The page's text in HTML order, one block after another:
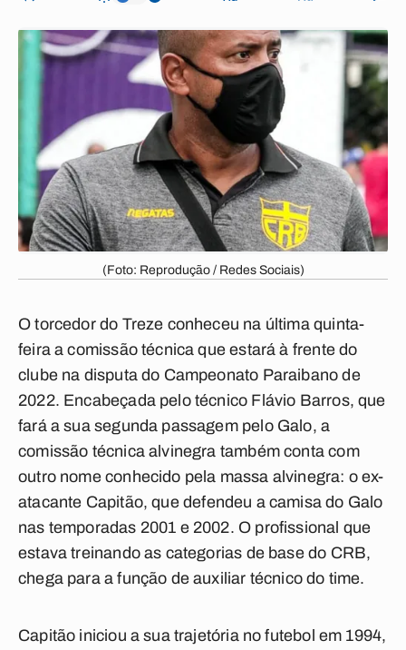
(Foto: Reprodução / Redes Sociais)
O torcedor do Treze conheceu na última quinta-
feira a comissão técnica que estará à frente do
clube na disputa do Campeonato Paraibano de
2022. Encabeçada pelo técnico Flávio Barros, que
fará a sua segunda passagem pelo Galo, a
comissão técnica alvinegra também conta com
outro nome conhecido pela massa alvinegra: o ex-
atacante Capitão, que defendeu a camisa do Galo
nas temporadas 2001 e 2002. O profissional que
estava treinando as categorias de base do CRB,
chega para a função de auxiliar técnico do time.
Capitão iniciou a sua trajetória no futebol em 1994,